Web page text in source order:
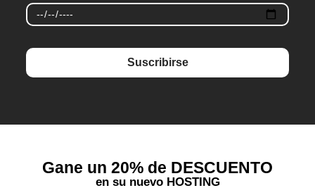
Suscribirse
Gane un 20% de DESCUENTO
en su nuevo HOSTING